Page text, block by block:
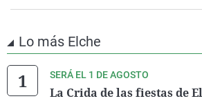
Lo más Elche
SERÁ EL 1 DE AGOSTO
La Crida de las fiestas de